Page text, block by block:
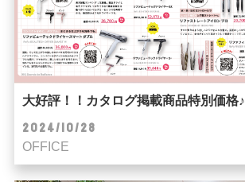
大好評！！カタログ掲載商品特別価格♪
2024/10/28
OFFICE